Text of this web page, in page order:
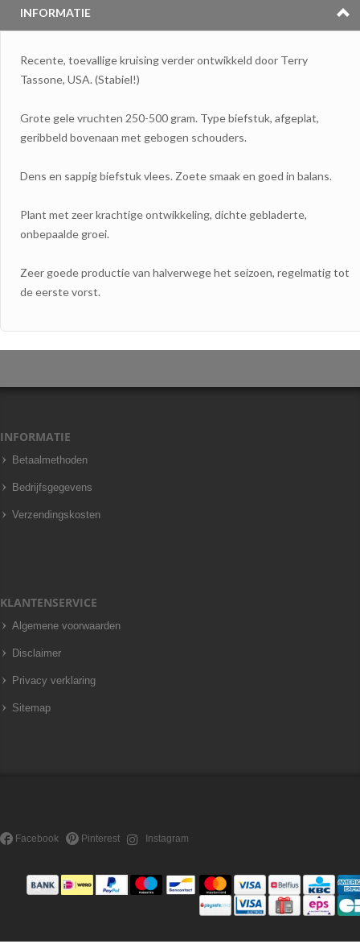
INFORMATIE
Recente, toevallige kruising verder ontwikkeld door Terry
Tassone, USA. (Stabiel!)
Grote gele vruchten 250-500 gram. Type biefstuk, afgeplat,
geribbeld bovenaan met gebogen schouders.
Dens en sappig biefstuk vlees. Zoete smaak en goed in balans.
Plant met zeer krachtige ontwikkeling, dichte gebladerte,
onbepaalde groei.
Zeer goede productie van halverwege het seizoen, regelmatig tot
de eerste vorst.
INFORMATIE
Betaalmethoden
Bedrijfsgegevens
Verzendingskosten
KLANTENSERVICE
Algemene voorwaarden
Disclaimer
Privacy verklaring
Sitemap
Facebook Pinterest Instagram